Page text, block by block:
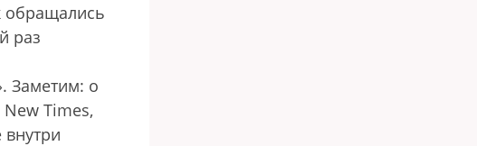
обращались
раз
Заметим: о
Times,